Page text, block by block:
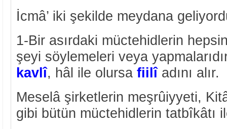
İcmâ’ iki şekilde meydana
1-Bir asırdaki müctehidlerin
şeyi söylemeleri veya
kavlî, hâl ile olursa fiilîadını alır.
Meselâ şirketlerin meşrûiyyeti,
gibi bütün müctehidlerin tatbîkâtı